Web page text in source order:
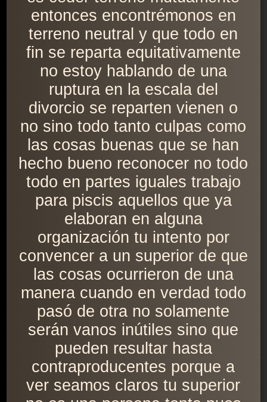
entonces encontrémonos en
terreno neutral y que todo en
fin se reparta equitativamente
no estoy hablando de una
ruptura en la escala del
divorcio se reparten vienen o
no sino todo tanto culpas como
las cosas buenas que se han
hecho bueno reconocer no todo
todo en partes iguales trabajo
para piscis aquellos que ya
elaboran en alguna
organización tu intento por
convencer a un superior de que
las cosas ocurrieron de una
manera cuando en verdad todo
pasó de otra no solamente
serán vanos inútiles sino que
pueden resultar hasta
contraproducentes porque a
ver seamos claros tu superior